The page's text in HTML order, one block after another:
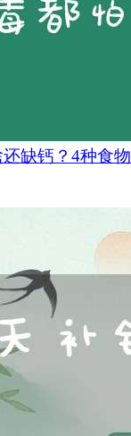
缺钙？4种食